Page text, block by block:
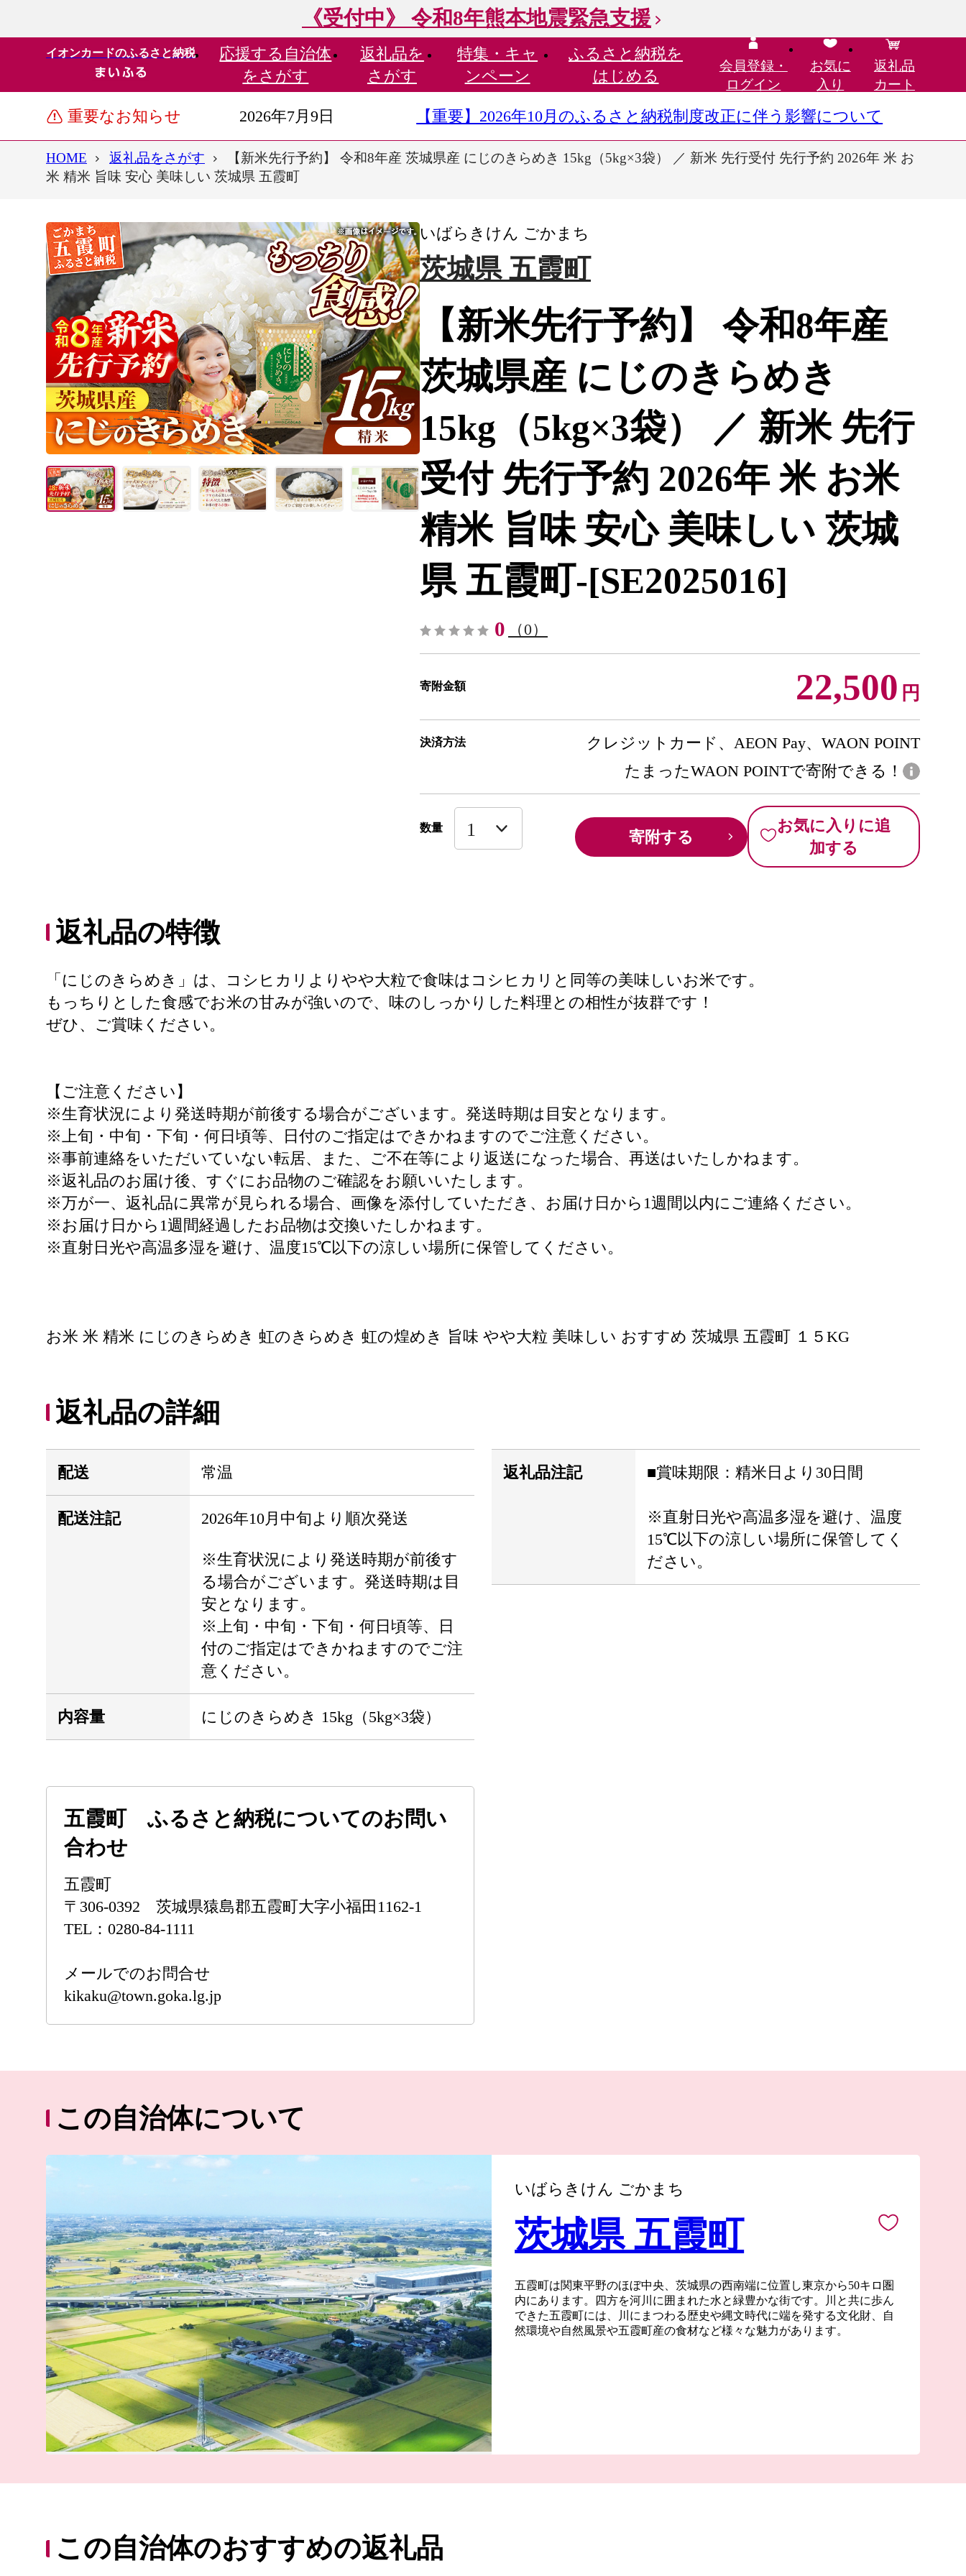
《受付中》 令和8年熊本地震緊急支援
イオンカードのふるさと納税 応援する 自治体
をさがす
返礼品を
さがす
特集・ キャ
ンペーン
ふるさと納税を
はじめる
会員登録・
ログイン
お気に
入り
返礼品
カート
重要なお知らせ 2026年7月9日 【重要】2026年10月のふるさと納税制度改正に伴う影響について
HOME 返礼品をさがす
【新米先行予約】 令和8年産 茨城県産 にじのきらめき 15kg（5kg×3袋） ／ 新米 先行受付 先行予約 2026年 米 お
米 精米 旨味 安心 美味しい 茨城県 五霞町
いばらきけん ごかまち
茨城県 五霞町
【新米先行予約】 令和8年産
茨城県産 にじのきらめき
15kg（5kg×3袋） ／ 新米 先行
受付 先行予約 2026年 米 お米
精米 旨味 安心 美味しい 茨城
県 五霞町-[SE2025016]
0 （0）
寄附金額 22,500 円
決済方法
クレジットカード、AEON Pay、WAON POINT
たまったWAON POINTで寄附できる！
数量 寄附する
お気に入りに追
加する
返礼品の特徴
「にじのきらめき」は、コシヒカリよりやや大粒で食味はコシヒカリと同等の美味しいお米です。
もっちりとした食感でお米の甘みが強いので、味のしっかりした料理との相性が抜群です！
ぜひ、ご賞味ください。
【ご注意ください】
※生育状況により発送時期が前後する場合がございます。発送時期は目安となります。
※上旬・中旬・下旬・何日頃等、日付のご指定はできかねますのでご注意ください。
※事前連絡をいただいていない転居、また、ご不在等により返送になった場合、再送はいたしかねます。
※返礼品のお届け後、すぐにお品物のご確認をお願いいたします。
※万が一、返礼品に異常が見られる場合、画像を添付していただき、お届け日から1週間以内にご連絡ください。
※お届け日から1週間経過したお品物は交換いたしかねます。
※直射日光や高温多湿を避け、温度15℃以下の涼しい場所に保管してください。
お米 米 精米 にじのきらめき 虹のきらめき 虹の煌めき 旨味 やや大粒 美味しい おすすめ 茨城県 五霞町 １５KG
返礼品の詳細
配送 常温
配送注記 2026年10月中旬より順次発送
※生育状況により発送時期が前後す
る場合がございます。発送時期は目
安となります。
※上旬・中旬・下旬・何日頃等、日
付のご指定はできかねますのでご注
意ください。
内容量 にじのきらめき 15kg（5kg×3袋）
返礼品注記 ■賞味期限：精米日より30日間
※直射日光や高温多湿を避け、温度
15℃以下の涼しい場所に保管してく
ださい。
五霞町 ふるさと納税についてのお問い
合わせ
五霞町
〒306-0392 茨城県猿島郡五霞町大字小福田1162-1
TEL：0280-84-1111
メールでのお問合せ
kikaku@town.goka.lg.jp
この自治体について
いばらきけん ごかまち
茨城県 五霞町
五霞町は関東平野のほぼ中央、茨城県の西南端に位置し東京から50キロ圏
内にあります。四方を河川に囲まれた水と緑豊かな街です。川と共に歩ん
できた五霞町には、川にまつわる歴史や縄文時代に端を発する文化財、自
然環境や自然風景や五霞町産の食材など様々な魅力があります。
この自治体のおすすめの返礼品